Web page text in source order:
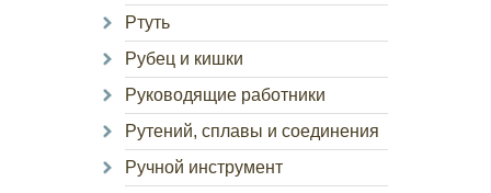
Ртуть
Рубец и кишки
Руководящие работники
Рутений, сплавы и соединения
Ручной инструмент